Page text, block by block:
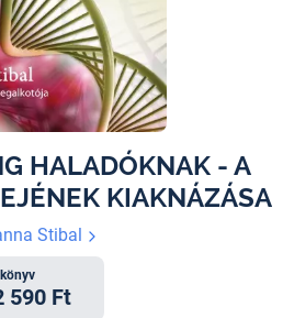
HALADÓKNAK - A
KIAKNÁZÁSA
Stibal
590 Ft